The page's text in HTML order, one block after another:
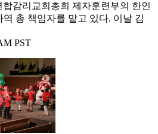
감리교회총회 제자훈련부의 한인
총 책임자를 맡고 있다. 이날 김
PST